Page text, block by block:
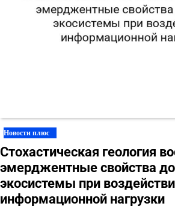
Новости плюс
Стохастическая геология
эмерджентные свойства
экосистемы при
информационной нагрузки